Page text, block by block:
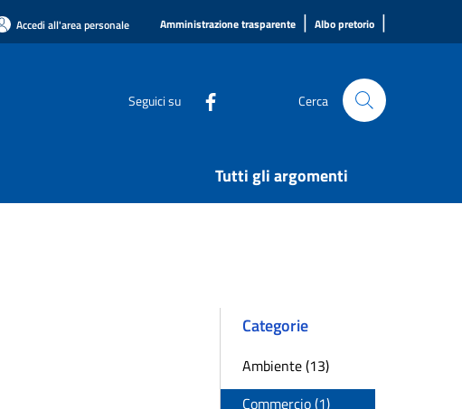
Accedi all'area personale Amministrazione trasparente | Albo pretorio |
Seguici su Cerca
Tutti gli argomenti
Categorie
Ambiente (13)
Commercio (1)